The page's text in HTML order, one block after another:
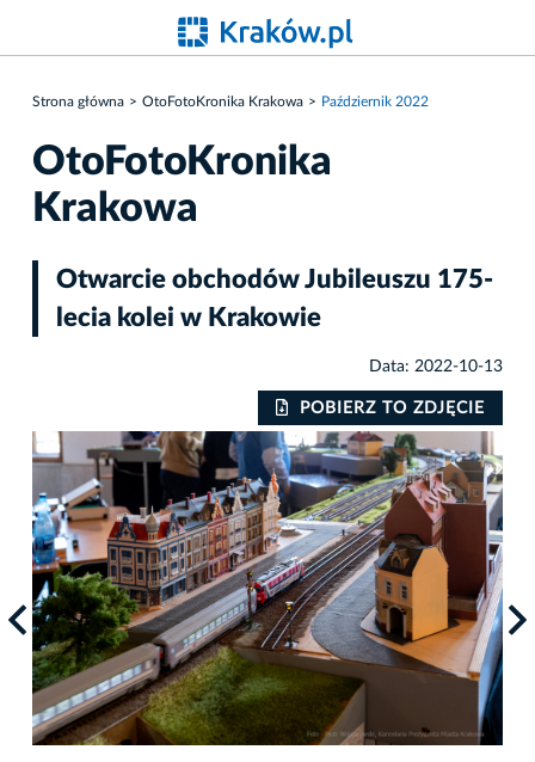
Strona główna OtoFotoKronika Krakowa Październik 2022
OtoFotoKronika
Krakowa
Otwarcie obchodów Jubileuszu 175-
lecia kolei w Krakowie
Data: 2022-10-13
POBIERZ TO ZDJĘCIE